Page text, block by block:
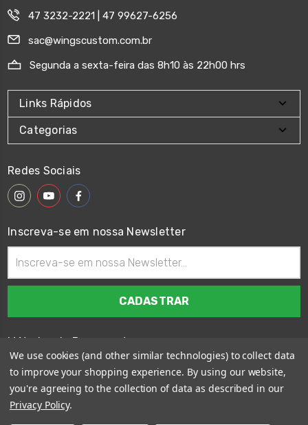
47 3232-2221 | 47 99627-6256
sac@wingscustom.com.br
Segunda a sexta-feira das 8h10 às 22h00 hrs
Links Rápidos
Categorias
Redes Sociais
Inscreva-se em nossa Newsletter
de
email
Métodos de Pagamento
We use cookies (and other similar technologies) to collect data
to improve your shopping experience. By using our website,
you're agreeing to the collection of data as described in our
Privacy Policy.